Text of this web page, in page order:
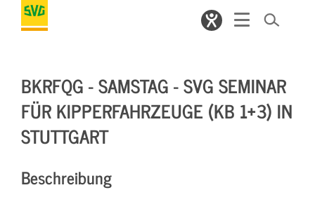
BKRFQG - SAMSTAG - SVG SEMINAR
FÜR KIPPERFAHRZEUGE (KB 1+3) IN
STUTTGART
Beschreibung